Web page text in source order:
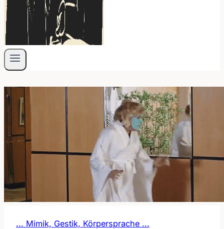
... Mimik, Gestik, Körpersprache ...